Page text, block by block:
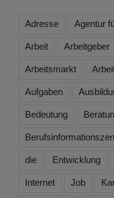
Adresse Agentur
Arbeit Arbeitgeber
Arbeitsmarkt
Aufgaben
Bedeutung
die Entwicklung
Internet Job